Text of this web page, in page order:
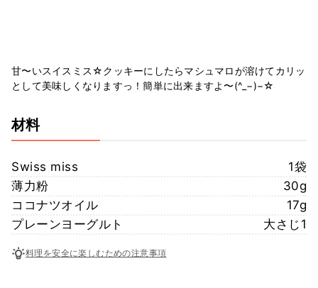
甘〜いスイスミス☆クッキーにしたらマシュマロが溶けてカリッ
として美味しくなりますっ！簡単に出来ますよ〜(^_−)−☆
材料
Swiss miss
1袋
薄力粉
30g
ココナツオイル
17g
プレーンヨーグルト
大さじ1
料理を安全に楽しむための注意事項